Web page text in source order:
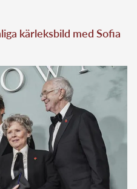
kärleksbild med Sofia